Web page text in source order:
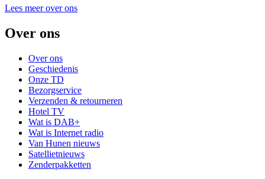
Lees meer over ons
Over ons
Over ons
Geschiedenis
Onze TD
Bezorgservice
Verzenden & retourneren
Hotel TV
Wat is DAB+
Wat is Internet radio
Van Hunen nieuws
Satellietnieuws
Zenderpakketten